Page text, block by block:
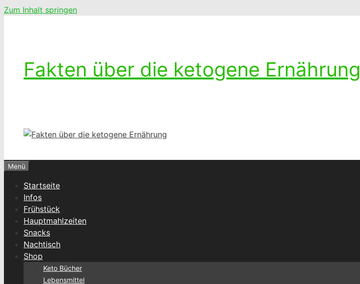
Zum Inhalt springen
Fakten über die ketogene Ernährung
Menü
Startseite
Infos
Frühstück
Hauptmahlzeiten
Snacks
Nachtisch
Shop
Keto Bücher
Lebensmittel